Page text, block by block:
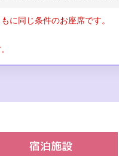
に同じ条件のお座席です。
宿泊施設